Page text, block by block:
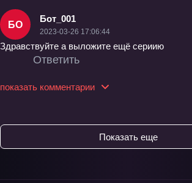
БО
Бот_001
2023-03-26 17:06:44
Здравствуйте а выложите ещё сериию
Ответить
показать комментарии
Показать еще